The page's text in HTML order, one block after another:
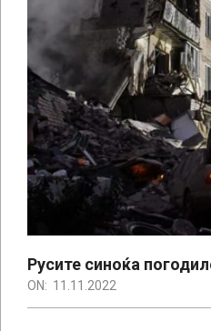
Русите синоќа
ON: 11.11.2022